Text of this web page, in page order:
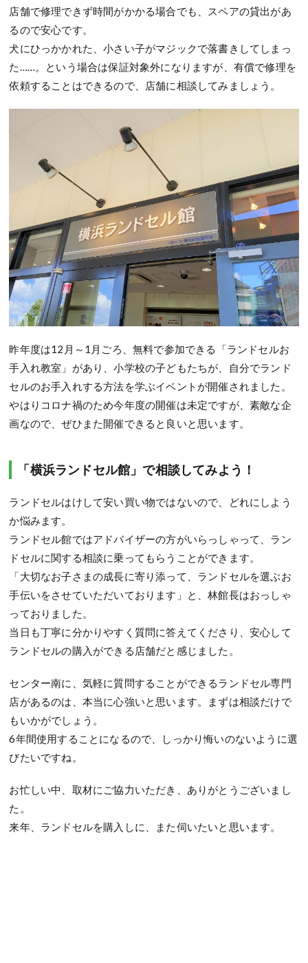
店舗で修理できず時間がかかる場合でも、スペアの貸出があ
るので安心です。
犬にひっかかれた、小さい子がマジックで落書きしてしまっ
た……。という場合は保証対象外になりますが、有償で修理を
依頼することはできるので、店舗に相談してみましょう。
昨年度は12月～1月ごろ、無料で参加できる「ランドセルお
手入れ教室」があり、小学校の子どもたちが、自分でランド
セルのお手入れする方法を学ぶイベントが開催されました。
やはりコロナ禍のため今年度の開催は未定ですが、素敵な企
画なので、ぜひまた開催できると良いと思います。
「横浜ランドセル館」で相談してみよう！
ランドセルはけして安い買い物ではないので、どれにしよう
か悩みます。
ランドセル館ではアドバイザーの方がいらっしゃって、ラン
ドセルに関する相談に乗ってもらうことができます。
「大切なお子さまの成長に寄り添って、ランドセルを選ぶお
手伝いをさせていただいております」と、林館長はおっしゃ
っておりました。
当日も丁寧に分かりやすく質問に答えてくださり、安心して
ランドセルの購入ができる店舗だと感じました。
センター南に、気軽に質問することができるランドセル専門
店があるのは、本当に心強いと思います。まずは相談だけで
もいかがでしょう。
6年間使用することになるので、しっかり悔いのないように選
びたいですね。
お忙しい中、取材にご協力いただき、ありがとうございまし
た。
来年、ランドセルを購入しに、また伺いたいと思います。